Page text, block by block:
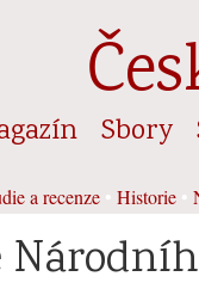
Sbory
a recenze Historie